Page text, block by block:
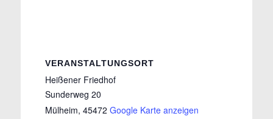
VERANSTALTUNGSORT
Heißener Friedhof
Sunderweg 20
Mülheim, 45472 Google Karte anzeigen